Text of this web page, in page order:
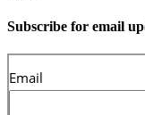
Subscribe for email